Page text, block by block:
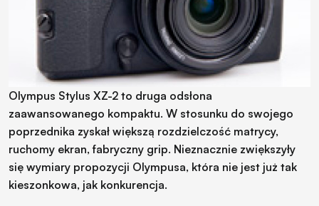
Olympus Stylus XZ-2 to druga odsłona
zaawansowanego kompaktu. W stosunku do swojego
poprzednika zyskał większą rozdzielczość matrycy,
ruchomy ekran, fabryczny grip. Nieznacznie zwiększyły
się wymiary propozycji Olympusa, która nie jest już tak
kieszonkowa, jak konkurencja.